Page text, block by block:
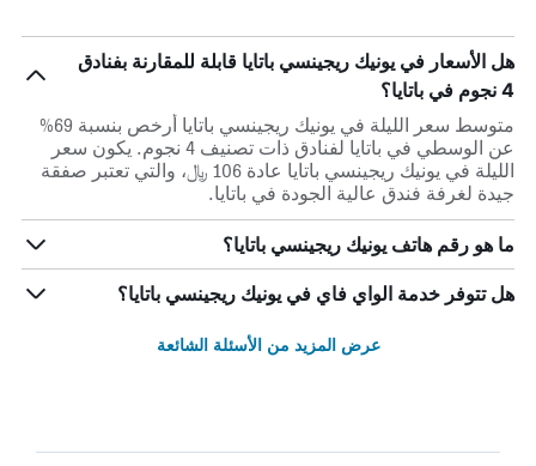
هل الأسعار في يونيك ريجينسي باتايا قابلة للمقارنة بفنادق
4 نجوم في باتايا؟
متوسط سعر الليلة في يونيك ريجينسي باتايا أرخص بنسبة 69%
عن الوسطي في باتايا لفنادق ذات تصنيف 4 نجوم. يكون سعر
الليلة في يونيك ريجينسي باتايا عادة 106 ﷼، والتي تعتبر صفقة
جيدة لغرفة فندق عالية الجودة في باتايا.
ما هو رقم هاتف يونيك ريجينسي باتايا؟
هل تتوفر خدمة الواي فاي في يونيك ريجينسي باتايا؟
عرض المزيد من الأسئلة الشائعة